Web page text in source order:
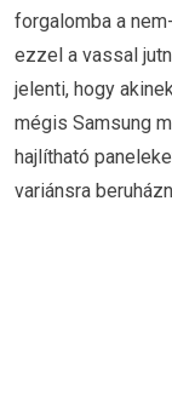
forgalomba a
ezzel a vassal
jelenti, hogy
mégis Samsung
hajlítható
variánsra